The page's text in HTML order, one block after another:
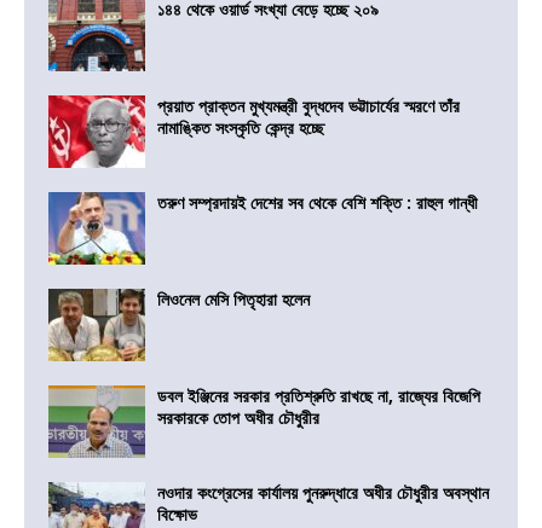
১৪৪ থেকে ওয়ার্ড সংখ্যা বেড়ে হচ্ছে ২০৯
প্রয়াত প্রাক্তন মুখ্যমন্ত্রী বুদ্ধদেব ভট্টাচার্যের স্মরণে তাঁর
নামাঙ্কিত সংস্কৃতি কেন্দ্র হচ্ছে
তরুণ সম্প্রদায়ই দেশের সব থেকে বেশি শক্তি : রাহুল গান্ধী
লিওনেল মেসি পিতৃহারা হলেন
ডবল ইঞ্জিনের সরকার প্রতিশ্রুতি রাখছে না, রাজ্যের বিজেপি
সরকারকে তোপ অধীর চৌধুরীর
নওদার কংগ্রেসের কার্যালয় পুনরুদ্ধারে অধীর চৌধুরীর অবস্থান
বিক্ষোভ